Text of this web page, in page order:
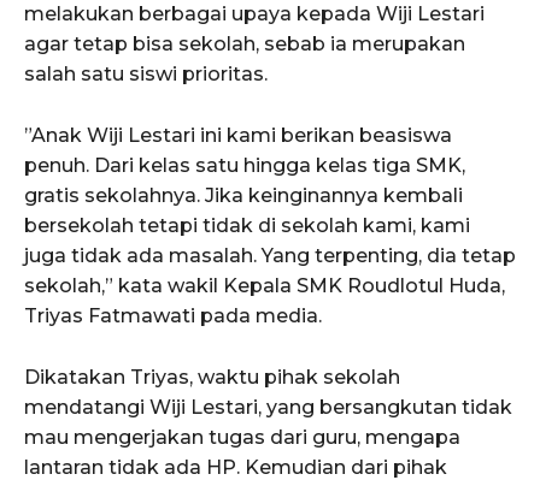
melakukan berbagai upaya kepada Wiji Lestari
agar tetap bisa sekolah, sebab ia merupakan
salah satu siswi prioritas.
”Anak Wiji Lestari ini kami berikan beasiswa
penuh. Dari kelas satu hingga kelas tiga SMK,
gratis sekolahnya. Jika keinginannya kembali
bersekolah tetapi tidak di sekolah kami, kami
juga tidak ada masalah. Yang terpenting, dia tetap
sekolah,” kata wakil Kepala SMK Roudlotul Huda,
Triyas Fatmawati pada media.
Dikatakan Triyas, waktu pihak sekolah
mendatangi Wiji Lestari, yang bersangkutan tidak
mau mengerjakan tugas dari guru, mengapa
lantaran tidak ada HP. Kemudian dari pihak